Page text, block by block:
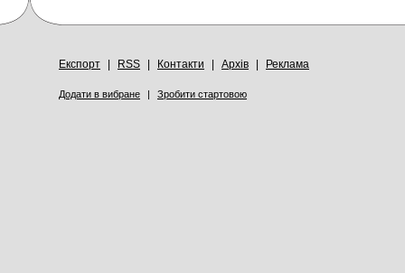
Експорт RSS Контакти Архів Реклама
Додати в вибране | Зробити стартовою